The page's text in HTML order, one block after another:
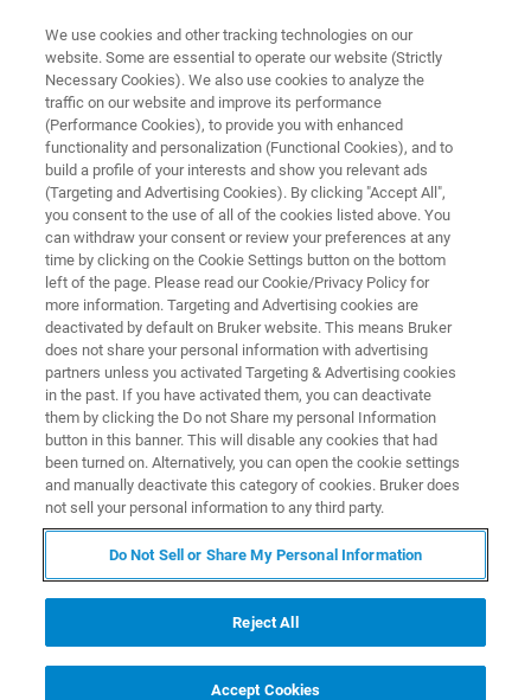
EVENT - CHINA
布鲁克超极化核磁技术Workshop
联系我们
研讨会简介
布鲁克将于2023年12月5-6日举办超极化核磁技术
专家学者为大家呈现精彩的专题报告。布鲁克欢迎固体核
磁领域的用户老师参加本次技术研讨会，并与前沿学者进
行深入交流。
We use cookies and other tracking technologies on our
website. Some are essential to operate our website (Strictly
Necessary Cookies). We also use cookies to analyze the
traffic on our website and improve its performance
(Performance Cookies), to provide you with enhanced
functionality and personalization (Functional Cookies), and to
build a profile of your interests and show you relevant ads
(Targeting and Advertising Cookies). By clicking "Accept All",
you consent to the use of all of the cookies listed above. You
can withdraw your consent or review your preferences at any
time by clicking on the Cookie Settings button on the bottom
left of the page. Please read our Cookie/Privacy Policy for
more information. Targeting and Advertising cookies are
deactivated by default on Bruker website. This means Bruker
does not share your personal information with advertising
partners unless you activated Targeting & Advertising cookies
in the past. If you have activated them, you can deactivate
them by clicking the Do not Share my personal Information
button in this banner. This will disable any cookies that had
been turned on. Alternatively, you can open the cookie settings
and manually deactivate this category of cookies. Bruker does
not sell your personal information to any third party.
Do Not Sell or Share My Personal Information
Reject All
Accept Cookies